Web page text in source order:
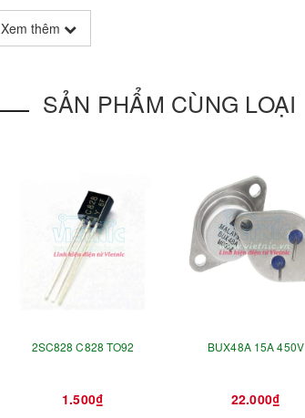
Xem thêm
SẢN PHẨM CÙNG LOẠI
2SC828 C828 TO92
1.500₫
BUX48A 15A 450V
22.000₫